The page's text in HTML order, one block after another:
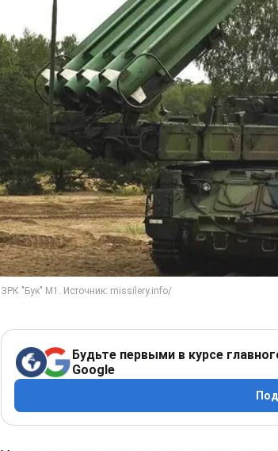
Будьте первыми в курсе
Google